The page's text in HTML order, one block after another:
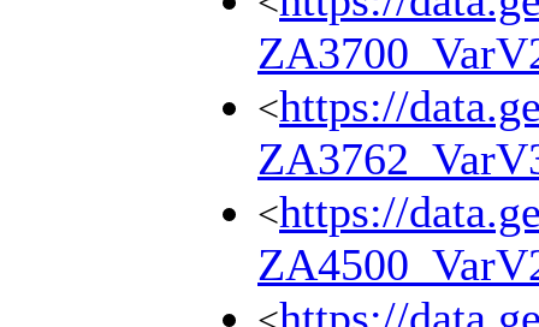
<https://
<https://